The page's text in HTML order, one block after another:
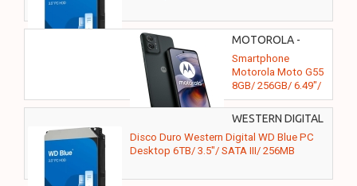
MOTOROLA -
Smartphone
Motorola Moto G55
8GB/ 256GB/ 6.49"/
5G/ Gris
WESTERN DIGITAL
- WD60EZAX
Disco Duro Western Digital WD Blue PC
Desktop 6TB/ 3.5"/ SATA III/ 256MB